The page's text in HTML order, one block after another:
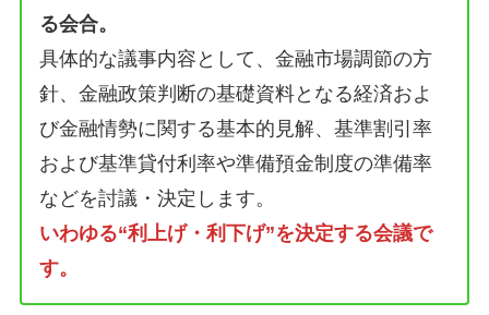
る会合。
具体的な議事内容として、金融市場調節の方
針、金融政策判断の基礎資料となる経済およ
び金融情勢に関する基本的見解、基準割引率
および基準貸付利率や準備預金制度の準備率
などを討議・決定します。
いわゆる“利上げ・利下げ”を決定する会議で
す。